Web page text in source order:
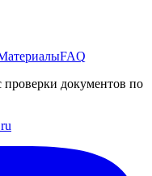
FAQ
документов по